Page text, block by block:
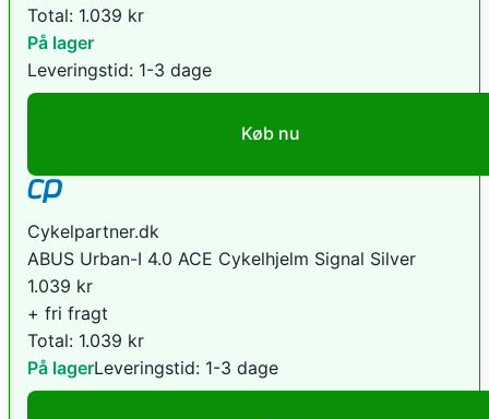
Total: 1.039 kr
På lager
Leveringstid: 1-3 dage
Køb nu
Cykelpartner.dk
ABUS Urban-I 4.0 ACE Cykelhjelm Signal Silver
1.039 kr
+ fri fragt
Total: 1.039 kr
På lagerLeveringstid: 1-3 dage